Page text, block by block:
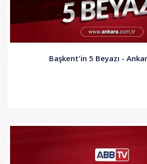
Başkent'in 5 Beyazı -